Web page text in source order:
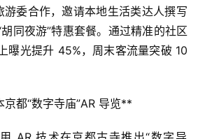
同夜游”特惠套餐。通过精准的社区
曝光提升 45%，周末客流量突破 10
都“数字寺庙”AR 导览**